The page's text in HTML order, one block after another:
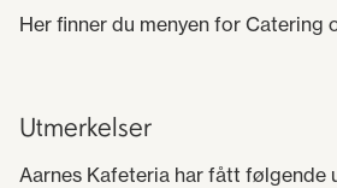
Her finner du menyen for Catering
Utmerkelser
Aarnes Kafeteria har fått følgende